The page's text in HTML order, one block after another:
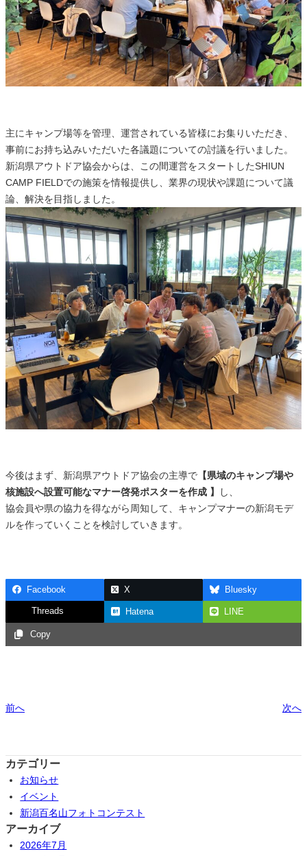
主にキャンプ場等を管理、運営されている皆様にお集りいただき、
事前にお持ち込みいただいた各議題についての討議を行いました。
新潟県アウトドア協会からは、この間運営をスタートしたSHIUN
CAMP FIELDでの施策を情報提供し、業界の現状や課題について議
論、解決を目指しました。
今後はまず、新潟県アウトドア協会の主導で 【県域のキャンプ場や
核施設へ設置可能なマナー啓発ポスターを作成 】
し、
協会員や県の協力を得ながら周知して、キャンプマナーの新潟モデ
ルを作っていくことを検討していきます。
Facebook X Bluesky
Threads Hatena LINE
Copy
前へ 次へ
カテゴリー
お知らせ
イベント
新潟百名山フォトコンテスト
アーカイブ
2026年7月